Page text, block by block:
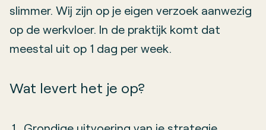
slimmer. Wij zijn op je eigen verzoek aanwezig
op de werkvloer. In de praktijk komt dat
meestal uit op 1 dag per week.
Wat levert het je op?